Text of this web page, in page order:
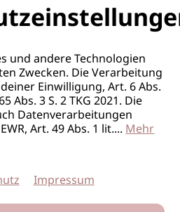
und andere Technologien
Zwecken. Die Verarbeitung
Einwilligung, Art. 6 Abs.
Abs. 3 S. 2 TKG 2021. Die
Datenverarbeitungen
Art. 49 Abs. 1 lit....Mehr
Impressum